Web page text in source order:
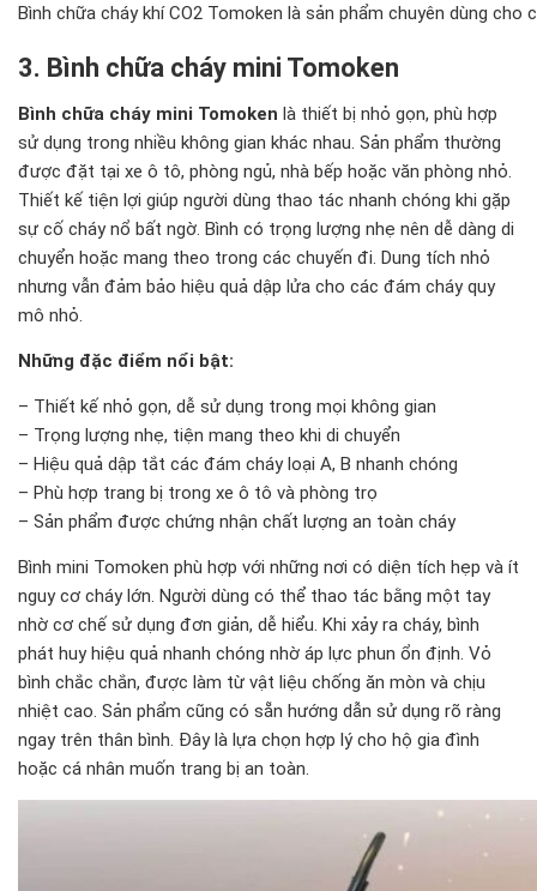
Bình chữa cháy khí CO2 Tomoken là sản phẩm chuyên dùng
3. Bình chữa cháy mini Tomoken
Bình chữa cháy mini Tomoken là thiết bị nhỏ gọn, phù hợp
sử dụng trong nhiều không gian khác nhau. Sản phẩm thường
được đặt tại xe ô tô, phòng ngủ, nhà bếp hoặc văn phòng nhỏ.
Thiết kế tiện lợi giúp người dùng thao tác nhanh chóng khi gặp
sự cố cháy nổ bất ngờ. Bình có trọng lượng nhẹ nên dễ dàng di
chuyển hoặc mang theo trong các chuyến đi. Dung tích nhỏ
nhưng vẫn đảm bảo hiệu quả dập lửa cho các đám cháy quy
mô nhỏ.
Những đặc điểm nổi bật:
– Thiết kế nhỏ gọn, dễ sử dụng trong mọi không gian
– Trọng lượng nhẹ, tiện mang theo khi di chuyển
– Hiệu quả dập tắt các đám cháy loại A, B nhanh chóng
– Phù hợp trang bị trong xe ô tô và phòng trọ
– Sản phẩm được chứng nhận chất lượng an toàn cháy
Bình mini Tomoken phù hợp với những nơi có diện tích hẹp và ít
nguy cơ cháy lớn. Người dùng có thể thao tác bằng một tay
nhờ cơ chế sử dụng đơn giản, dễ hiểu. Khi xảy ra cháy, bình
phát huy hiệu quả nhanh chóng nhờ áp lực phun ổn định. Vỏ
bình chắc chắn, được làm từ vật liệu chống ăn mòn và chịu
nhiệt cao. Sản phẩm cũng có sẵn hướng dẫn sử dụng rõ ràng
ngay trên thân bình. Đây là lựa chọn hợp lý cho hộ gia đình
hoặc cá nhân muốn trang bị an toàn.